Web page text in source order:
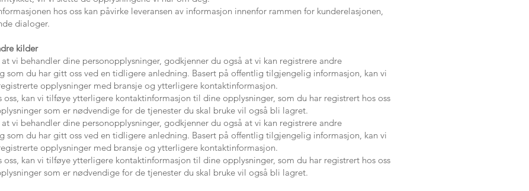
hos oss kan påvirke leveransen av informasjon innenfor rammen for kunderelasjonen,
dialoger.
kilder
vi behandler dine personopplysninger, godkjenner du også at vi kan registrere andre
som du har gitt oss ved en tidligere anledning. Basert på offentlig tilgjengelig informasjon, kan vi
opplysninger med bransje og ytterligere kontaktinformasjon.
oss, kan vi tilføye ytterligere kontaktinformasjon til dine opplysninger, som du har registrert hos oss
som er nødvendige for de tjenester du skal bruke vil også bli lagret.
vi behandler dine personopplysninger, godkjenner du også at vi kan registrere andre
som du har gitt oss ved en tidligere anledning. Basert på offentlig tilgjengelig informasjon, kan vi
opplysninger med bransje og ytterligere kontaktinformasjon.
oss, kan vi tilføye ytterligere kontaktinformasjon til dine opplysninger, som du har registrert hos oss
som er nødvendige for de tjenester du skal bruke vil også bli lagret.